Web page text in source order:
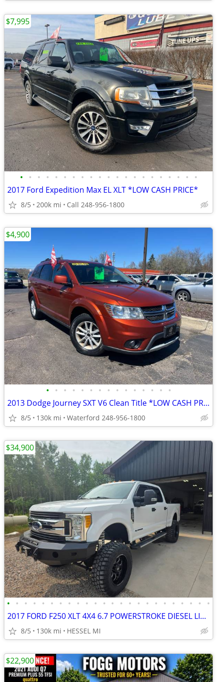
• • • • • • • • • • • • • • • • • • • • •
2017 Ford Expedition Max EL XLT *LOW CASH PRICE*
8/5 200k mi Call 248-956-1800
$7,995
• • • • • • • • • • • • • • •
2013 Dodge Journey SXT V6 Clean Title *LOW CASH PRICE*
8/5 130k mi Waterford 248-956-1800
$4,900
• • • • • • • • • • • • • • • • • • • • • • • •
2017 FORD F250 XLT 4X4 6.7 POWERSTROKE DIESEL LIFTED SOUTHERN TRUCK
8/5 130k mi HESSEL MI
$34,900
$22,900